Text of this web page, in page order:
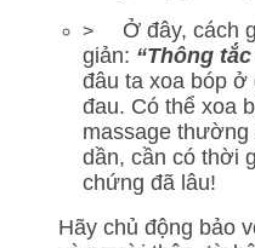
> Ở đây, cách
giản: “Thông
đâu ta xoa bóp
đau. Có thể xoa
massage thường
dần, cần có thời
chứng đã lâu!
Hãy chủ động bảo